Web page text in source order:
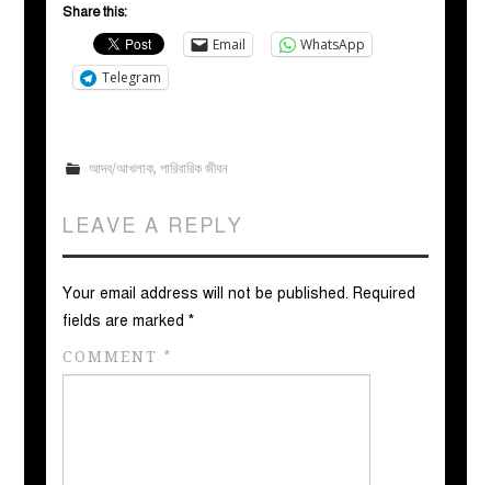
Share this:
Email
WhatsApp
Telegram
আদব/আখলাক, পারিবারিক জীবন
LEAVE A REPLY
Your email address will not be published. Required
fields are marked*
COMMENT*